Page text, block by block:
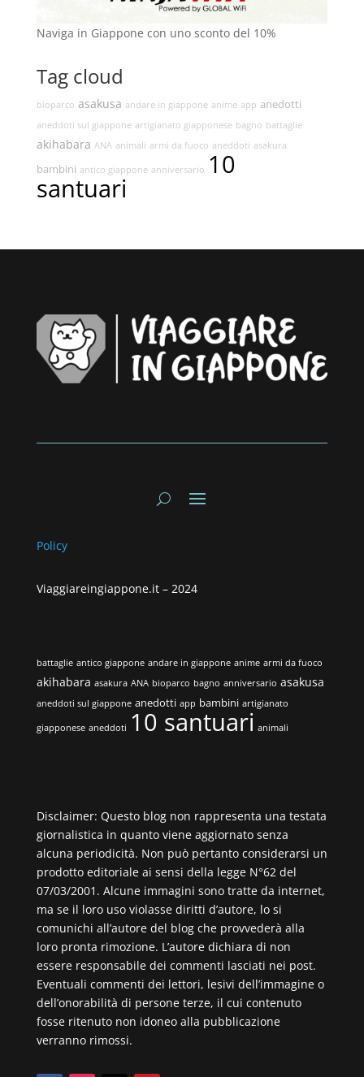
Naviga in Giappone con uno sconto del 10%
Tag cloud
bioparco asakusa andare in giappone anime app anedotti
aneddoti sul giappone artigianato giapponese bagno battaglie
akihabara ANA animali armi da fuoco aneddoti asakura
bambini antico giappone anniversario 10
santuari
Policy
Viaggiareingiappone.it – 2024
battaglie antico giappone andare in giappone anime armi da fuoco
akihabara asakura ANA bioparco bagno anniversario asakusa
aneddoti sul giappone anedotti app bambini artigianato
giapponese aneddoti 10 santuari animali
Disclaimer: Questo blog non rappresenta una testata
giornalistica in quanto viene aggiornato senza
alcuna periodicità. Non può pertanto considerarsi un
prodotto editoriale ai sensi della legge N°62 del
07/03/2001. Alcune immagini sono tratte da internet,
ma se il loro uso violasse diritti d’autore, lo si
comunichi all’autore del blog che provvederà alla
loro pronta rimozione. L’autore dichiara di non
essere responsabile dei commenti lasciati nei post.
Eventuali commenti dei lettori, lesivi dell’immagine o
dell’onorabilità di persone terze, il cui contenuto
fosse ritenuto non idoneo alla pubblicazione
verranno rimossi.